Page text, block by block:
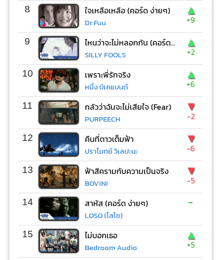
8 ใจเหลือเหลือ (คอร์ด ง่ายๆ)
Dr.Fuu
▲
+9
9 ไหนว่าจะไม่หลอกกัน (คอร์ด ง่ายๆ)
SILLY FOOLS
▲
+2
10 เพราะพี่รักจริง
หนึ่ง บีเคแบนด์
▲
+6
11 กลัวว่าฉันจะไม่เสียใจ (Fear)
PURPEECH
▼
-2
12 คืนที่ดาวเต็มฟ้า
ปราโมทย์ วิเลปะนะ
▼
-6
13 ฟ้าสีครามกับความเป็นจริง
BOVINI
▼
-5
14 สาหัส (คอร์ด ง่ายๆ)
LOSO (โลโซ)
-
15 ไม่บอกเธอ
Bedroom Audio
▲
+5